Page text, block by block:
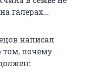
галерах...
написал
почему